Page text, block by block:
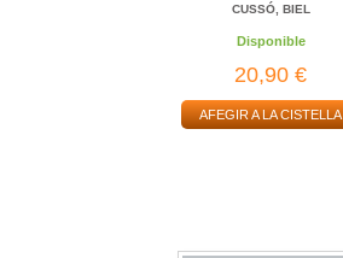
CUSSÓ, BIEL
Disponible
20,90 €
AFEGIR A LA CISTELLA